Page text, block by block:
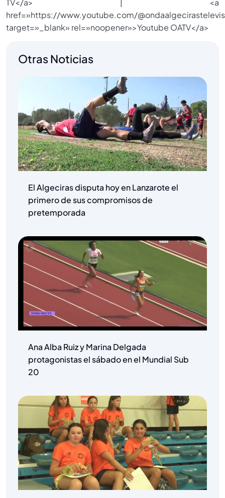
TV</a> | <a
href=»https://www.youtube.com/
target=»_blank» rel=»noopener»>Youtube OATV</a>
Otras Noticias
El Algeciras disputa hoy en Lanzarote el
primero de sus compromisos de
pretemporada
Ana Alba Ruiz y Marina Delgada
protagonistas el sábado en el Mundial Sub
20